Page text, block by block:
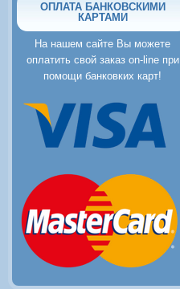
ОПЛАТА БАНКОВСКИМИ
КАРТАМИ
На нашем сайте Вы можете
оплатить свой заказ on-line при
помощи банковких карт!